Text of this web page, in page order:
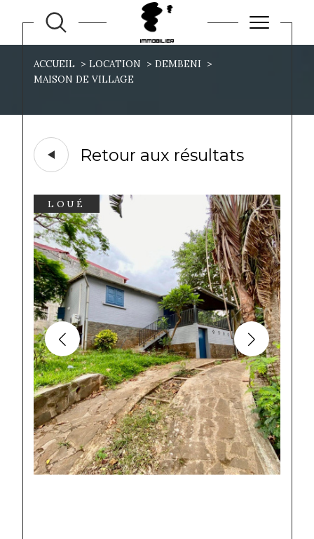
ACCUEIL LOCATION
DEMBENI
MAISON DE VILLAGE
Retour aux résultats
LOUÉ